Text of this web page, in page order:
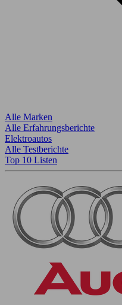
Alle Marken
Alle Erfahrungsberichte
Elektroautos
Alle Testberichte
Top 10 Listen